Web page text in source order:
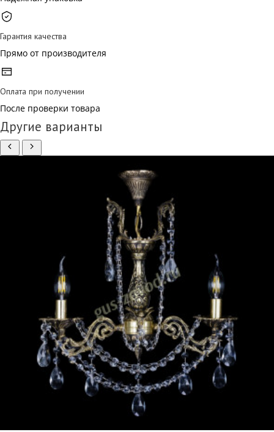
Гарантия качества
Прямо от производителя
Оплата при получении
После проверки товара
Другие варианты